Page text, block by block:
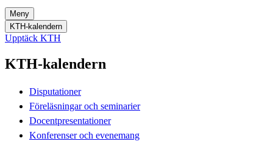
Meny
KTH-kalendern
Upptäck KTH
KTH-kalendern
Disputationer
Föreläsningar och seminarier
Docentpresentationer
Konferenser och evenemang